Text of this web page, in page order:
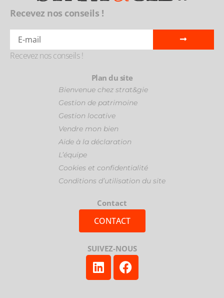
Recevez nos conseils !
Recevez nos conseils !
Plan du site
Bienvenue chez strat&gie
Gestion de patrimoine
Gestion locative
Vendre mon bien
Aide à la déclaration
L’équipe
Cookies et confidentialité
Conditions d’utilisation du site
Contact
CONTACT
SUIVEZ-NOUS